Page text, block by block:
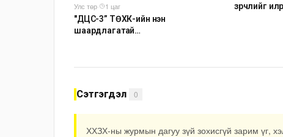
Улс төр·
1 цаг
"ДЦС-3” ТӨХК-ийн нэн
шаардлагатай
болов
зөрчлийг
Сэтгэгдэл 0
ХХЗХ-ны журмын дагуу зүй зохисгүй зарим үг,